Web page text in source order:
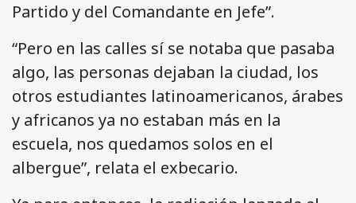
Partido y del Comandante en Jefe”.
“Pero en las calles sí se notaba que pasaba
algo, las personas dejaban la ciudad, los
otros estudiantes latinoamericanos, árabes
y africanos ya no estaban más en la
escuela, nos quedamos solos en el
albergue”, relata el exbecario.